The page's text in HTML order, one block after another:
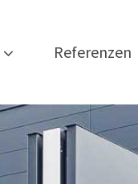
Referenzen